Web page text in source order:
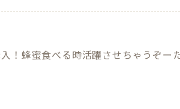
！蜂蜜食べる時活躍させちゃうぞー